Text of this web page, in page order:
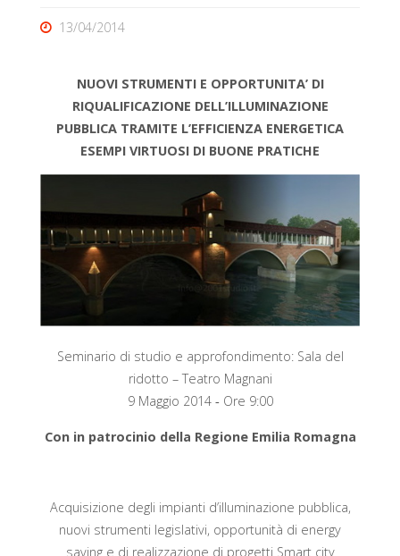
13/04/2014
NUOVI STRUMENTI E OPPORTUNITA’ DI
RIQUALIFICAZIONE DELL’ILLUMINAZIONE
PUBBLICA TRAMITE L’EFFICIENZA ENERGETICA
ESEMPI VIRTUOSI DI BUONE PRATICHE
Seminario di studio e approfondimento: Sala del
ridotto – Teatro Magnani
9 Maggio 2014 ‐ Ore 9:00
Con in patrocinio della Regione Emilia Romagna
Acquisizione degli impianti d’illuminazione pubblica,
nuovi strumenti legislativi, opportunità di energy
saving e di realizzazione di progetti Smart city